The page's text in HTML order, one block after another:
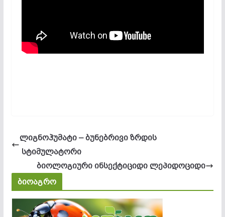
ლიგნოჰუმატი – ბუნებრივი ზრდის
სტიმულატორი
ბიოლოგიური ინსექტიციდი ლეპიდოციდი
ბიოაგრო